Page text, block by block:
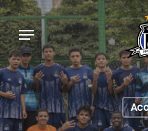
Skip
to
main
content
Menu